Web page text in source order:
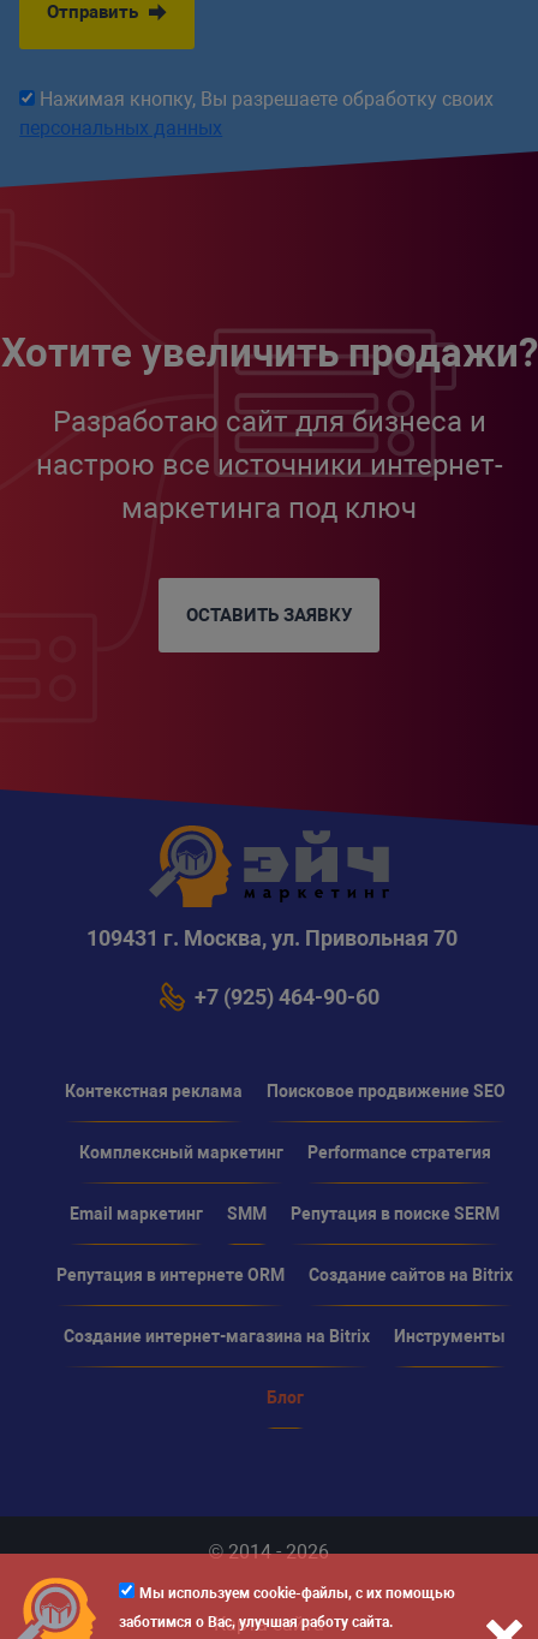
Мы используем cookie-файлы, с их помощью
заботимся о Вас, улучшая работу сайта.
Отправить
Нажимая кнопку, Вы разрешаете обработку своих
персональных данных
Хотите увеличить продажи?
Разработаю сайт для бизнеса и
настрою все источники интернет-
маркетинга под ключ
ОСТАВИТЬ ЗАЯВКУ
109431 г. Москва, ул. Привольная 70
+7 (925) 464-90-60
Контекстная реклама Поисковое продвижение SEO
Комплексный маркетинг Performance стратегия
Email маркетинг SMM Репутация в поиске SERM
Репутация в интернете ORM Создание сайтов на Bitrix
Создание интернет-магазина на Bitrix Инструменты
Блог
© 2014 - 2026
Карта сайта